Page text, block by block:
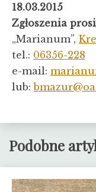
18.03.2015
Zgłoszenia
„Marianum”,
tel.: 06356-228
e-mail:
lub:
Podobne